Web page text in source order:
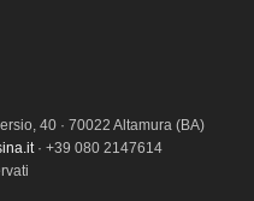
40 · 70022 Altamura (BA)
· +39 080 2147614